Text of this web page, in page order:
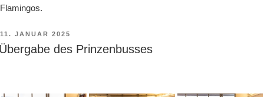
Flamingos.
VERÖFFENTLICHT
AM
11. JANUAR 2025
des Prinzenbusses